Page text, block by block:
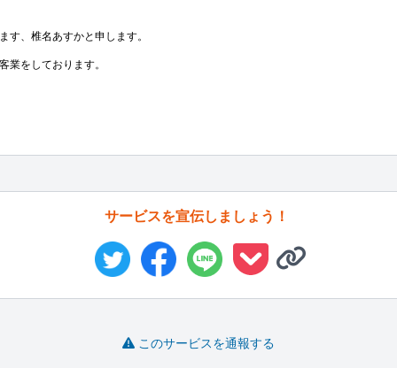
す、椎名あすかと申します。
業をしております。
サービスを宣伝しましょう！
このサービスを通報する